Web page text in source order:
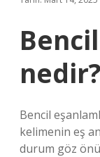
nedir?
Bencil
kelimenin eş
durum göz